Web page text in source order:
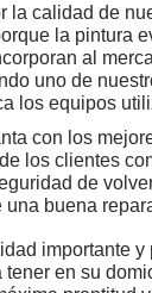
la calidad de
la pintura
al
uno de
los equipos
con los
los clientes
de
buena
importante
en su